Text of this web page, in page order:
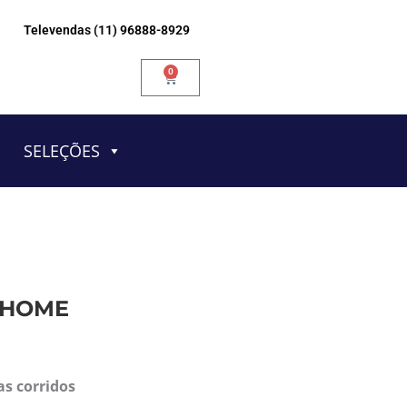
Televendas (11) 96888-8929
0
Carrinho
SELEÇÕES
corridos